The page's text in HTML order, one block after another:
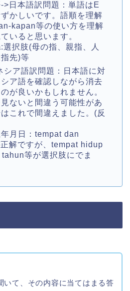
>日本語訳問題：単語はE
かしいです。語順を理解
kapan等の使い方を理解
いると思います。
択肢(母の指、親指、人
先)等
シア語訳問題：日本語に対
ア語を確認しながら消去
が良いかもしれません。
ないと間違う可能性があ
これで間違えました。(反
月日：tempat dan
解ですが、tempat hidup
等が選択肢にでま
いて、その内容に当てはまる答